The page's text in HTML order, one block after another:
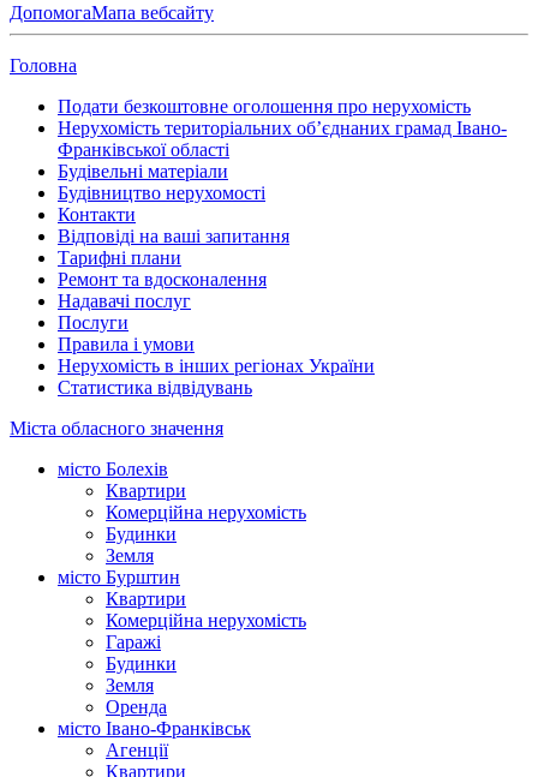
ДопомогаМапа вебсайту
Головна
Подати безкоштовне оголошення про нерухомість
Нерухомість територіальних об’єднаних грамад Івано-
Франківської області
Будівельні матеріали
Будівництво нерухомості
Контакти
Відповіді на ваші запитання
Тарифні плани
Ремонт та вдосконалення
Надавачі послуг
Послуги
Правила і умови
Нерухомість в інших регіонах України
Статистика відвідувань
Міста обласного значення
місто Болехів
Квартири
Комерційна нерухомість
Будинки
Земля
місто Бурштин
Квартири
Комерційна нерухомість
Гаражі
Будинки
Земля
Оренда
місто Івано-Франківськ
Агенції
Квартири